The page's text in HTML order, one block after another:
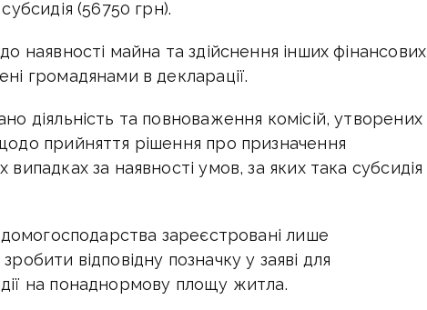
(56750 грн).
наявності майна та здійснення інших фінансових
громадянами в декларації.
діяльність та повноваження комісій, утворених
прийняття рішення про призначення
за наявності умов, за яких така субсидія
зареєстровані лише
відповідну позначку у заяві для
на понаднормову площу житла.